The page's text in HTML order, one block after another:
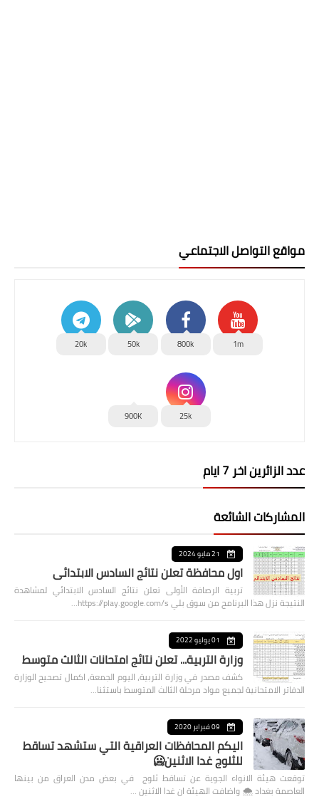
مواقع التواصل الاجتماعي
1m
800k
50k
20k
25k
900K
عدد الزائرين اخر 7 ايام
المشاركات الشائعة
21 مايو 2024
اول محافظة تعلن نتائج السادس الابتدائي
تربية الرصافة الأولى تعلن نتائج السادس الابتدائي لمشاهدة
النتيجة نزل هذا البرنامج من سوق بلي https://play.google.com/s…
01 يوليو 2022
وزارة التربية... تعلن نتائج امتحانات الثالث متوسط
كشف مصدر في وزارة التربية، اليوم الجمعة، اكمال تصحيح الوزارة
الدفاتر الامتحانية لجميع مواد مرحلة الثالث المتوسط باستثنا…
09 فبراير 2020
اليكم المحافظات العراقية التي ستشهد تساقط
للثلوج غدا الاثنين🥶
توقعت هيئة الانواء الجوية عن تساقط ثلوج في بعض مدن العراق من بينها
العاصمة بغداد ⁦🌨️⁩ واضافت الهيئة ان غدا الاثنين …